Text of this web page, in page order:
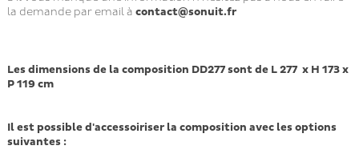
la demande par email à contact@sonuit.fr
Les dimensions de la composition DD277 sont de L 277 x H 173 x
P 119 cm
Il est possible d'accessoiriser la composition avec les options
suivantes :